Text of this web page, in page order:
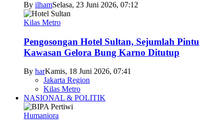
By ilhamSelasa, 23 Juni 2026, 07:12
Kilas Metro
Pengosongan Hotel Sultan, Sejumlah Pintu
Kawasan Gelora Bung Karno Ditutup
By harKamis, 18 Juni 2026, 07:41
Jakarta Region
Kilas Metro
NASIONAL & POLITIK
Humaniora